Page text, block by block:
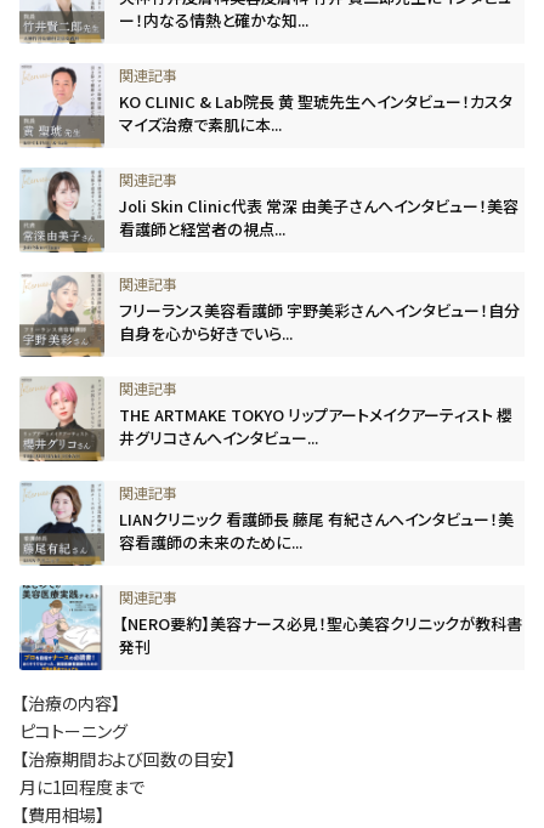
ー！内なる情熱と確かな知...
KO CLINIC & Lab院長 黄 聖琥先生へインタビュー！カスタ
マイズ治療で素肌に本...
Joli Skin Clinic代表 常深 由美子さんへインタビュー！美容
看護師と経営者の視点...
フリーランス美容看護師 宇野美彩さんへインタビュー！自分
自身を心から好きでいら...
THE ARTMAKE TOKYO リップアートメイクアーティスト 櫻
井グリコさんへインタビュー...
LIANクリニック 看護師長 藤尾 有紀さんへインタビュー！美
容看護師の未来のために...
【NERO要約】美容ナース必見！聖心美容クリニックが教科書
発刊
【治療の内容】
ピコトーニング
【治療期間および回数の目安】
月に1回程度まで
【費用相場】